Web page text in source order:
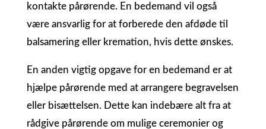
kontakte pårørende. En bedemand vil også
være ansvarlig for at forberede den afdøde til
balsamering eller kremation, hvis dette ønskes.
En anden vigtig opgave for en bedemand er at
hjælpe pårørende med at arrangere begravelsen
eller bisættelsen. Dette kan indebære alt fra at
rådgive pårørende om mulige ceremonier og